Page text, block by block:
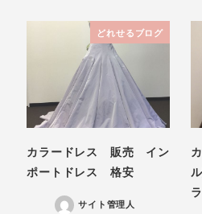
どれせるブログ
カラードレス 販売 イン
ポートドレス 格安
サイト管理人